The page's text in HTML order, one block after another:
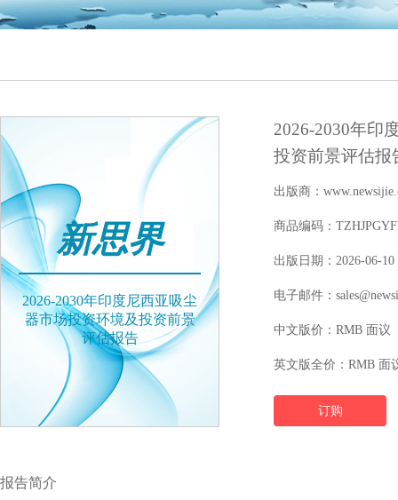
新思界
2026-2030年印度尼西亚吸尘
器市场投资环境及投资前景
评估报告
2026-2030年印
投资前景评估报
出版商：
商品编码：
出版日期：2026-06-10
电子邮件：
中文版价：RMB 面议
英文版全价：RMB 面
订购
报告简介